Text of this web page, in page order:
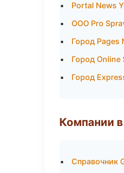
Portal News
ООО Pro
Город Pages
Город
Город
Компании
Справочник